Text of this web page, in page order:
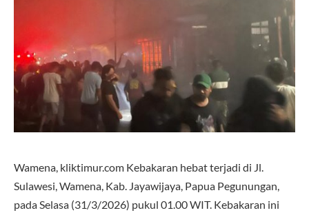
Wamena, kliktimur.com Kebakaran hebat terjadi di Jl.
Sulawesi, Wamena, Kab. Jayawijaya, Papua Pegunungan,
pada Selasa (31/3/2026) pukul 01.00 WIT. Kebakaran ini